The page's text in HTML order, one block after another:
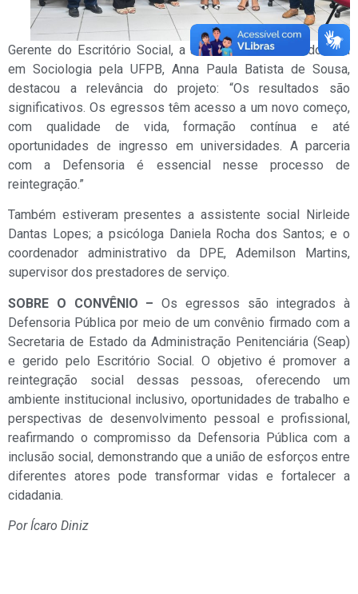
Gerente do Escritório Social, a assistente social e doutora
em Sociologia pela UFPB, Anna Paula Batista de Sousa,
destacou a relevância do projeto: “Os resultados são
significativos. Os egressos têm acesso a um novo começo,
com qualidade de vida, formação contínua e até
oportunidades de ingresso em universidades. A parceria
com a Defensoria é essencial nesse processo de
reintegração.”
Também estiveram presentes a assistente social Nirleide
Dantas Lopes; a psicóloga Daniela Rocha dos Santos; e o
coordenador administrativo da DPE, Ademilson Martins,
supervisor dos prestadores de serviço.
SOBRE O CONVÊNIO – Os egressos são integrados à
Defensoria Pública por meio de um convênio firmado com a
Secretaria de Estado da Administração Penitenciária (Seap)
e gerido pelo Escritório Social. O objetivo é promover a
reintegração social dessas pessoas, oferecendo um
ambiente institucional inclusivo, oportunidades de trabalho e
perspectivas de desenvolvimento pessoal e profissional,
reafirmando o compromisso da Defensoria Pública com a
inclusão social, demonstrando que a união de esforços entre
diferentes atores pode transformar vidas e fortalecer a
cidadania.
Por Ícaro Diniz